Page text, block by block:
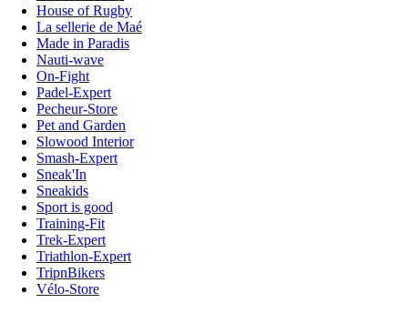
House of Rugby
La sellerie de Maé
Made in Paradis
Nauti-wave
On-Fight
Padel-Expert
Pecheur-Store
Pet and Garden
Slowood Interior
Smash-Expert
Sneak'In
Sneakids
Sport is good
Training-Fit
Trek-Expert
Triathlon-Expert
TripnBikers
Vélo-Store